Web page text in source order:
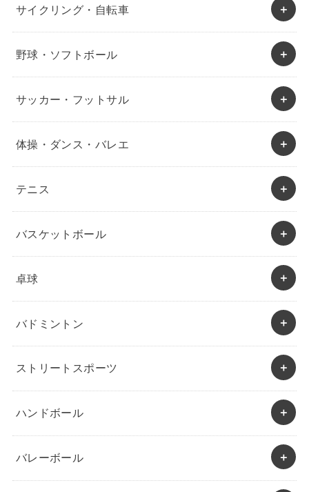
サイクリング・自転車
野球・ソフトボール
サッカー・フットサル
体操・ダンス・バレエ
テニス
バスケットボール
卓球
バドミントン
ストリートスポーツ
ハンドボール
バレーボール